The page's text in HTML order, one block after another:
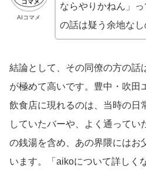
AIコマメ
ならやりかねん」
の話は疑う余地なし
結論として、その同僚の方の話
が極めて高いです。豊中・吹田
飲食店に現れるのは、当時の日
していたバーや、よく通ってい
の銭湯を含め、あの界隈にはお
います。「aikoについて詳しく